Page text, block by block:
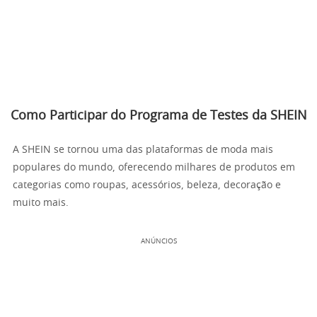
Como Participar do Programa de Testes da SHEIN
A SHEIN se tornou uma das plataformas de moda mais
populares do mundo, oferecendo milhares de produtos em
categorias como roupas, acessórios, beleza, decoração e
muito mais.
ANÚNCIOS